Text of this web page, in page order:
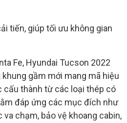
tiến, giúp tối ưu không gian
Fe, Hyundai Tucson 2022
gầm mới mang mã hiệu
cấu thành từ các loại thép có
đáp ứng các mục đích như
va chạm, bảo vệ khoang cabin,